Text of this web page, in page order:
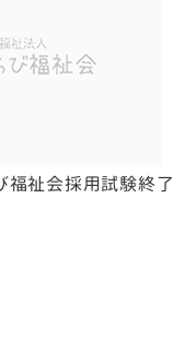
祉会採用試験終了